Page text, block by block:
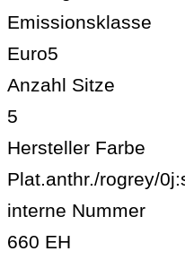
Emissionsklasse
Euro5
Anzahl Sitze
5
Hersteller Farbe
Plat.anthr./rogrey/
interne Nummer
660 EH